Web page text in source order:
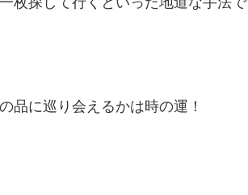
品に巡り会えるかは時の運！